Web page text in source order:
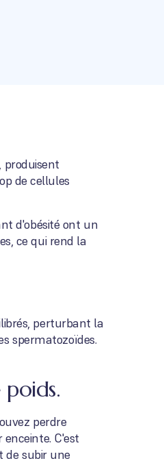
produisent
de cellules
d'obésité ont un
ce qui rend la
perturbant la
spermatozoïdes.
perdre
C'est
de subir une